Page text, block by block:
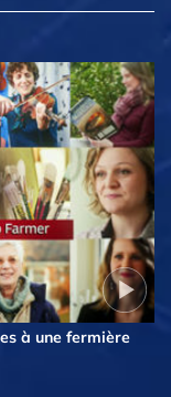
à une fermière